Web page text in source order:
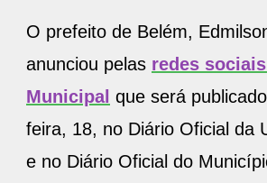
O prefeito de Belém,
anunciou pelas redes
Municipal que será
feira, 18, no Diário Oficial da
e no Diário Oficial do